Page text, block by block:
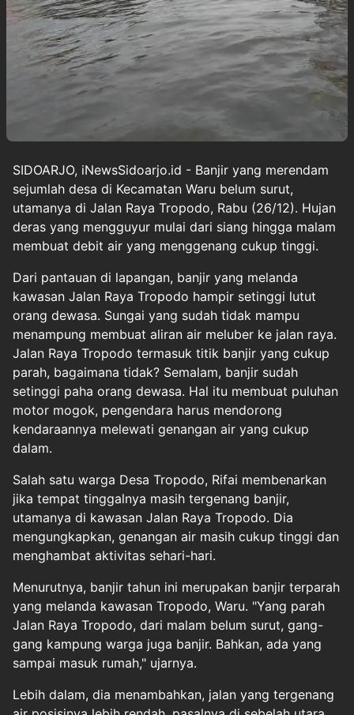
SIDOARJO, iNewsSidoarjo.id - Banjir yang merendam
sejumlah desa di Kecamatan Waru belum surut,
utamanya di Jalan Raya Tropodo, Rabu (26/12). Hujan
deras yang mengguyur mulai dari siang hingga malam
membuat debit air yang menggenang cukup tinggi.
Dari pantauan di lapangan, banjir yang melanda
kawasan Jalan Raya Tropodo hampir setinggi lutut
orang dewasa. Sungai yang sudah tidak mampu
menampung membuat aliran air meluber ke jalan raya.
Jalan Raya Tropodo termasuk titik banjir yang cukup
parah, bagaimana tidak? Semalam, banjir sudah
setinggi paha orang dewasa. Hal itu membuat puluhan
motor mogok, pengendara harus mendorong
kendaraannya melewati genangan air yang cukup
dalam.
Salah satu warga Desa Tropodo, Rifai membenarkan
jika tempat tinggalnya masih tergenang banjir,
utamanya di kawasan Jalan Raya Tropodo. Dia
mengungkapkan, genangan air masih cukup tinggi dan
menghambat aktivitas sehari-hari.
Menurutnya, banjir tahun ini merupakan banjir terparah
yang melanda kawasan Tropodo, Waru. "Yang parah
Jalan Raya Tropodo, dari malam belum surut, gang-
gang kampung warga juga banjir. Bahkan, ada yang
sampai masuk rumah," ujarnya.
Lebih dalam, dia menambahkan, jalan yang tergenang